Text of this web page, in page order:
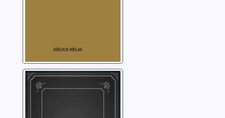
Bujard et
Panchaud ou les